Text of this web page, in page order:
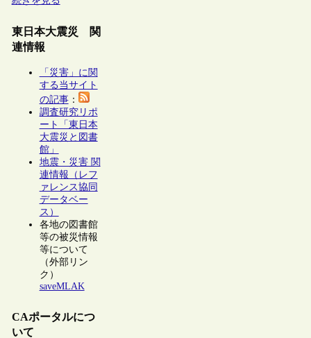
東日本大震災 関
連情報
「災害」に関
する当サイト
の記事：
調査研究リポ
ート「東日本
大震災と図書
館」
地震・災害 関
連情報（レフ
ァレンス協同
データベー
ス）
各地の図書館
等の被災情報
等について
（外部リン
ク）
saveMLAK
CAポータルにつ
いて